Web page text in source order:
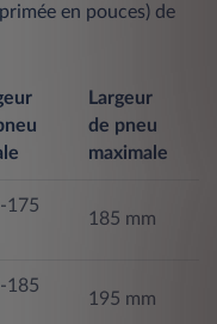
en pouces) de
Largeur
de pneu
maximale
175
185 mm
185
195 mm